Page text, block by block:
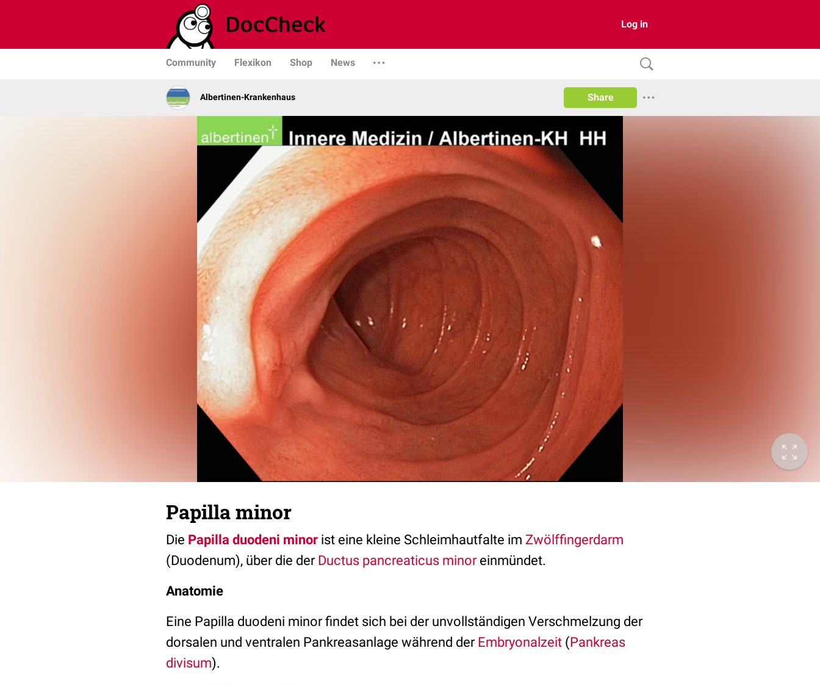
Log in
Community Flexikon Shop News
Albertinen-Krankenhaus Share
Papilla minor
Die Papilla duodeni minor ist eine kleine Schleimhautfalte im Zwölffingerdarm
(Duodenum), über die der Ductus pancreaticus minoreinmündet.
Anatomie
Eine Papilla duodeni minor findet sich bei der unvollständigen Verschmelzung der
dorsalen und ventralen Pankreasanlage während der Embryonalzeit (Pankreas
divisum).